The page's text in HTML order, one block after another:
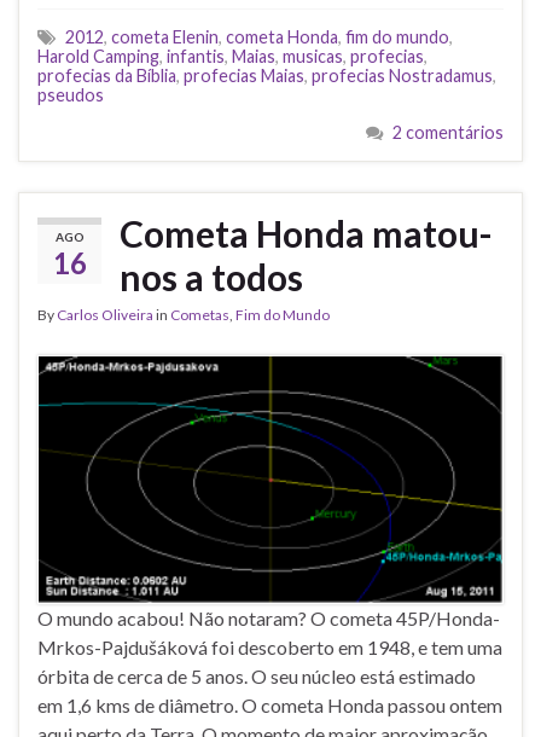
2012, cometa Elenin, cometa Honda, fim do mundo,
Harold Camping, infantis, Maias, musicas, profecias,
profecias da Bíblia, profecias Maias, profecias Nostradamus,
pseudos
2 comentários
AGO
16
Cometa Honda matou-
nos a todos
By Carlos Oliveira in Cometas, Fim do Mundo
O mundo acabou! Não notaram? O cometa 45P/Honda-
Mrkos-Pajdušáková foi descoberto em 1948, e tem uma
órbita de cerca de 5 anos. O seu núcleo está estimado
em 1,6 kms de diâmetro. O cometa Honda passou ontem